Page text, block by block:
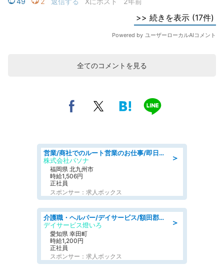
全てのコメントを見る
＞
営業/商社でのルート営業のお仕事/即日勤務可/車通勤可/営業
株式会社パソナ
福岡県 北九州市
時給1,506円
正社員
スポンサー：求人ボックス
＞
介護職・ヘルパー/デイサービス/額田郡幸田町/JR東海道本線 幸田/愛知県
デイサービス燈いろ
愛知県 幸田町
時給1,200円
正社員
スポンサー：求人ボックス